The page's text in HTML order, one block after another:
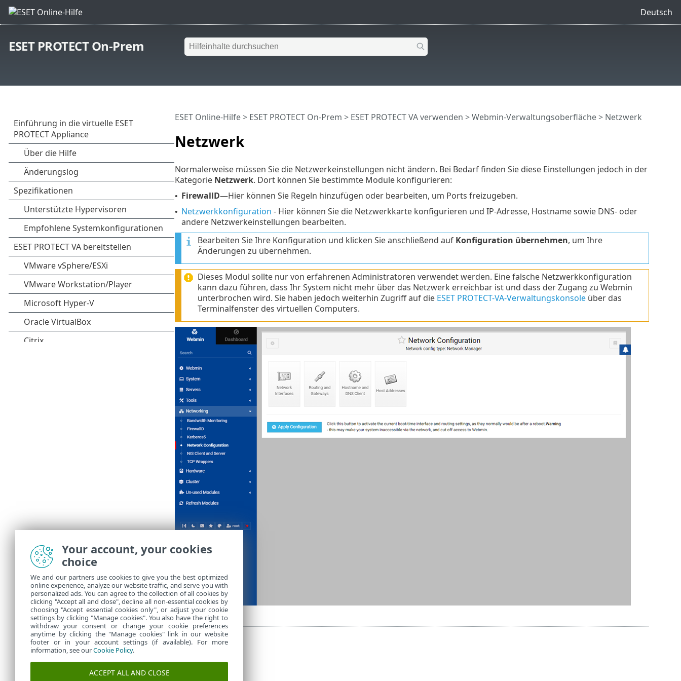
Deutsch
ESET PROTECT On-Prem
Netzwerk
ESET Online-Hilfe> ESET PROTECT On-Prem > ESET PROTECT VA verwenden >Webmin-Verwaltungsoberfläche> Netzwerk
Normalerweise müssen Sie die Netzwerkeinstellungen nicht ändern. Bei Bedarf finden Sie diese Einstellungen jedoch in der
Kategorie Netzwerk. Dort können Sie bestimmte Module konfigurieren:
• FirewallD—Hier können Sie Regeln hinzufügen oder bearbeiten, um Ports freizugeben.
• Netzwerkkonfiguration - Hier können Sie die Netzwerkkarte konfigurieren und IP-Adresse, Hostname sowie DNS- oder
andere Netzwerkeinstellungen bearbeiten.
Bearbeiten Sie Ihre Konfiguration und klicken Sie anschließend auf Konfiguration übernehmen, um Ihre
Änderungen zu übernehmen.
Dieses Modul sollte nur von erfahrenen Administratoren verwendet werden. Eine falsche Netzwerkkonfiguration
kann dazu führen, dass Ihr System nicht mehr über das Netzwerk erreichbar ist und dass der Zugang zu Webmin
unterbrochen wird. Sie haben jedoch weiterhin Zugriff auf die ESET PROTECT-VA-Verwaltungskonsoleüber das
Terminalfenster des virtuellen Computers.
Your account, your cookies
choice
We and our partners use cookies to give you the best optimized
online experience, analyze our website traffic, and serve you with
personalized ads. You can agree to the collection of all cookies by
clicking "Accept all and close", decline all non-essential cookies by
choosing "Accept essential cookies only", or adjust your cookie
settings by clicking "Manage cookies". You also have the right to
withdraw your consent or change your cookie preferences
anytime by clicking the "Manage cookies" link in our website
footer or in your account settings (if available). For more
information, see ourCookie Policy.
ACCEPT ALL AND CLOSE